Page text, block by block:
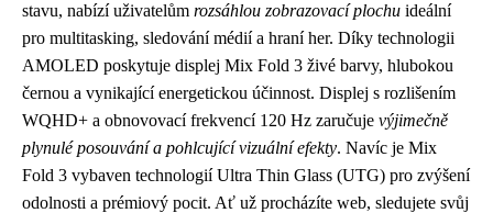
stavu, nabízí uživatelům rozsáhlou zobrazovací plochu ideální
pro multitasking, sledování médií a hraní her. Díky technologii
AMOLED poskytuje displej Mix Fold 3 živé barvy, hlubokou
černou a vynikající energetickou účinnost. Displej s rozlišením
WQHD+ a obnovovací frekvencí 120 Hz zaručuje výjimečně
plynulé posouvání a pohlcující vizuální efekty. Navíc je Mix
Fold 3 vybaven technologií Ultra Thin Glass (UTG) pro zvýšení
odolnosti a prémiový pocit. Ať už procházíte web, sledujete svůj